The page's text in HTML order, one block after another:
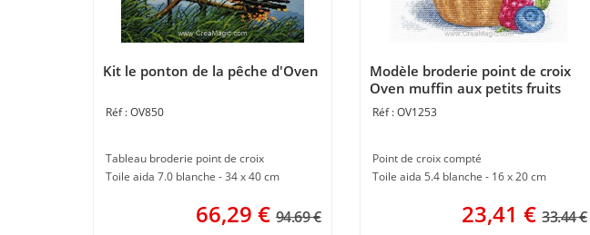
Kit le ponton de la pêche d'Oven
OV850
Tableau broderie point de croix
Toile aida 7.0 blanche - 34 x 40 cm
66,29 € 94.69 €
Modèle broderie point de croix
Oven muffin aux petits fruits
OV1253
Point de croix compté
Toile aida 5.4 blanche - 16 x 20 cm
23,41 € 33.44 €